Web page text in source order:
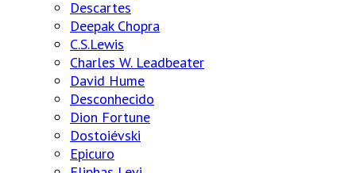
Descartes
Deepak Chopra
C.S.Lewis
Charles W. Leadbeater
David Hume
Desconhecido
Dion Fortune
Dostoiévski
Epicuro